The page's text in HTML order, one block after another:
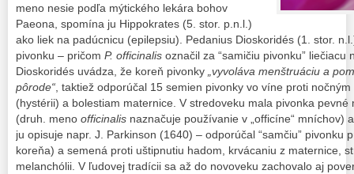
meno nesie podľa mýtického lekára bohov
Paeona, spomína ju Hippokrates (5. stor. p.n.l.)
ako liek na padúcnicu (epilepsiu). Pedanius Dioskoridés (1. stor.
pivonku – pričom P. officinalis označil za “samičiu pivonku” liečiacu
Dioskoridés uvádza, že koreň pivonky „vyvoláva menštruáciu a
pôrode“ , taktiež odporúčal 15 semien pivonky vo víne proti
(hystérii) a bolestiam maternice. V stredoveku mala pivonka
(druh. meno officinalis naznačuje používanie v „officíne“ mníchov)
ju opisuje napr. J. Parkinson (1640) – odporúčal “samčiu” pivonku
koreňa) a semená proti uštipnutiu hadom, krvácaniu z maternice,
melanchólii. V ľudovej tradícii sa až do novoveku zachovalo aj